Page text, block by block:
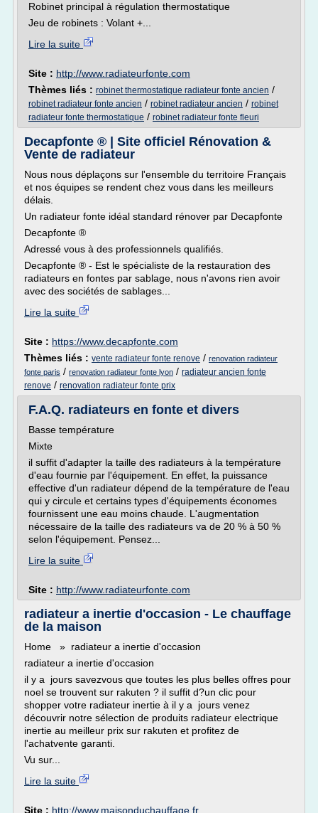
Robinet principal à régulation thermostatique
Jeu de robinets : Volant +...
Lire la suite
Site : http://www.radiateurfonte.com
Thèmes liés : robinet thermostatique radiateur fonte ancien /
robinet radiateur fonte ancien / robinet radiateur ancien / robinet
radiateur fonte thermostatique / robinet radiateur fonte fleuri
Decapfonte ® | Site officiel Rénovation &
Vente de radiateur
Nous nous déplaçons sur l'ensemble du territoire Français
et nos équipes se rendent chez vous dans les meilleurs
délais.
Un radiateur fonte idéal standard rénover par Decapfonte
Decapfonte ®
Adressé vous à des professionnels qualifiés.
Decapfonte ® - Est le spécialiste de la restauration des
radiateurs en fontes par sablage, nous n'avons rien avoir
avec des sociétés de sablages...
Lire la suite
Site : https://www.decapfonte.com
Thèmes liés : vente radiateur fonte renove / renovation radiateur
fonte paris / renovation radiateur fonte lyon / radiateur ancien fonte
renove / renovation radiateur fonte prix
F.A.Q. radiateurs en fonte et divers
Basse température
Mixte
il suffit d'adapter la taille des radiateurs à la température
d'eau fournie par l'équipement. En effet, la puissance
effective d'un radiateur dépend de la température de l'eau
qui y circule et certains types d'équipements économes
fournissent une eau moins chaude. L'augmentation
nécessaire de la taille des radiateurs va de 20 % à 50 %
selon l'équipement. Pensez...
Lire la suite
Site : http://www.radiateurfonte.com
radiateur a inertie d'occasion - Le chauffage
de la maison
Home » radiateur a inertie d'occasion
radiateur a inertie d'occasion
il y a jours savezvous que toutes les plus belles offres pour
noel se trouvent sur rakuten ? il suffit d?un clic pour
shopper votre radiateur inertie à il y a jours venez
découvrir notre sélection de produits radiateur electrique
inertie au meilleur prix sur rakuten et profitez de
l'achatvente garanti.
Vu sur...
Lire la suite
Site : http://www.maisonduchauffage.fr